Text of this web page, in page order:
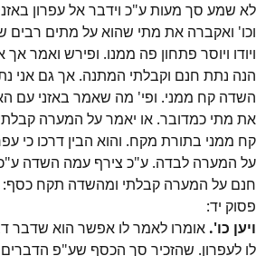
לא שמע סך מעות ע"כ וידבר אל עפרון
וכו' ואקברה את מתי שהוא על מתים רבים
ויודו ויוסר פתחון פה ממנו. ופירש ואמר
הנה נתת חנם וקבלתי המתנה. אך גם אני
השדה קח ממני. ופי' מה שאמר באזני עם
את מתי כמדובר. או יאמר על המערה
קח ממני בתורת מקח. והוא הבין דרכו כי
על המערה לבדה. ע"כ צירף עמה השדה
חנם על המערה קבלתי ומהשדה תקח כסף:
פסוק יד:
ויען כו'. אומרו לאמר לו אפשר הוא שדבר
לו לעפרון. שהזכיר סך הכסף שע"פ